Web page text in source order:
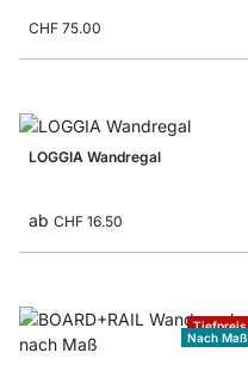
CHF 75.00
LOGGIA Wandregal
ab CHF 16.50
Tiefpreis
Nach Maß